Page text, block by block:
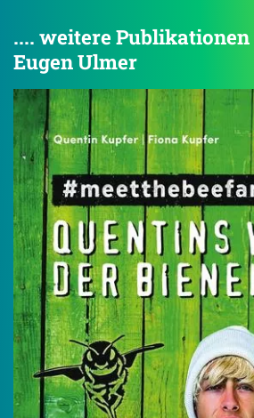
.... weitere
Eugen Ulmer